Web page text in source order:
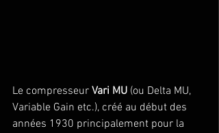
Le compresseur Vari MU (ou Delta MU,
Variable Gain etc.), créé au début des
années 1930 principalement pour la